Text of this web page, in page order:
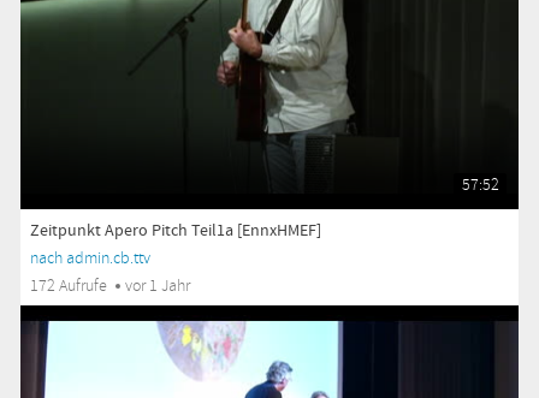
57:52
Zeitpunkt Apero Pitch Teil1a [EnnxHMEF]
nach admin.cb.ttv
172 Aufrufe
vor 1 Jahr